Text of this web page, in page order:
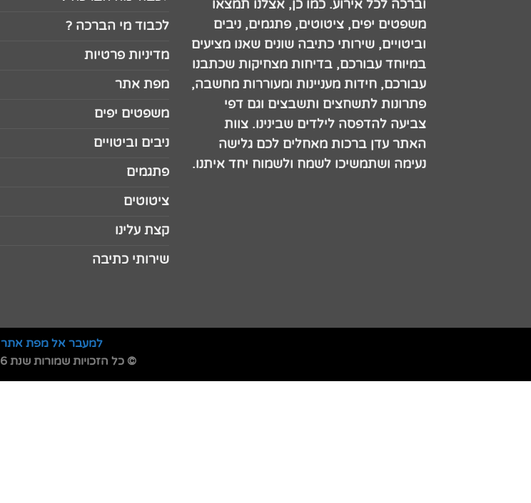
וברכה לכל אירוע. כמו כן, אצלנו תמצאו
משפטים יפים, ציטוטים, פתגמים, ניבים
וביטויים, שירותי כתיבה שונים שאנו מציעים
במיוחד עבורכם, בדיחות מצחיקות שכתבנו
עבורכם, חידות מעניינות ומעוררות מחשבה,
פתרונות לתשחצים ותשבצים וגם דפי
צביעה להדפסה לילדים שבינינו. צוות
האתר עדן ברכות מאחלים לכם גלישה
נעימה ושתמשיכו לשמח ולשמוח יחד איתנו.
לכבוד מי הברכה ?
מדיניות פרטיות
מפת אתר
משפטים יפים
ניבים וביטויים
פתגמים
ציטוטים
קצת עלינו
שירותי כתיבה
למעבר אל מפת אתר
© כל הזכויות שמורות שנת 2026 ©